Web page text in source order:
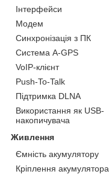
Інтерфейси
Модем
Синхронізація з ПК
Система A-GPS
VoIP-клієнт
Push-To-Talk
Підтримка DLNA
Використання як USB-
накопичувача
Живлення
Ємність акумулятору
Кріплення акумулятора